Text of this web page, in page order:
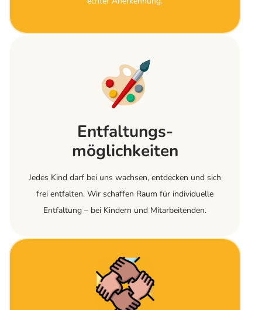
Entfaltungs-
möglichkeiten
Jedes Kind darf bei uns wachsen, entdecken und sich
frei entfalten. Wir schaffen Raum für individuelle
Entfaltung – bei Kindern und Mitarbeitenden.